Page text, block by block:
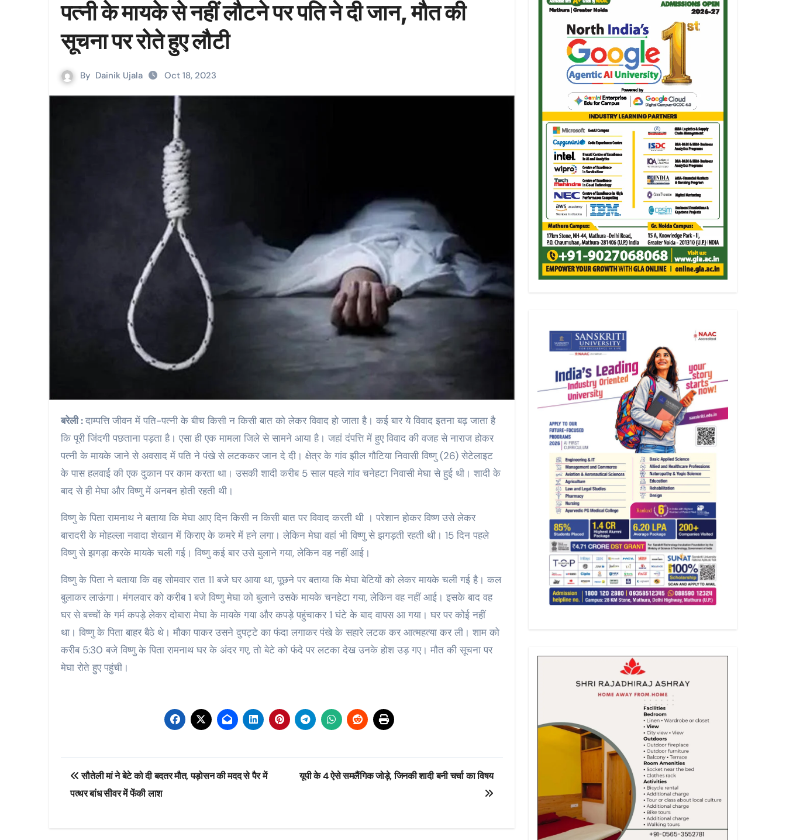
पत्नी के मायके से नहीं लौटने पर पति ने दी जान, मौत की
सूचना पर रोते हुए लौटी
By Dainik Ujala Oct 18, 2023
बरेली :दाम्पत्ति जीवन में पति-पत्नी के बीच किसी न किसी बात को लेकर विवाद हो जाता है। कई बार ये विवाद इतना बढ़ जाता है
कि पूरी जिंदगी पछताना पड़ता है। एसा ही एक मामला जिले से सामने आया है। जहां दंपत्ति में हुए विवाद की वजह से नाराज होकर
पत्नी के मायके जाने से अवसाद में पति ने पंखे से लटककर जान दे दी। क्षेत्र के गांव झील गौटिया निवासी विष्णु (26) सेटेलाइट
के पास हलवाई की एक दुकान पर काम करता था। उसकी शादी करीब 5 साल पहले गांव चनेहटा निवासी मेघा से हुई थी। शादी के
बाद से ही मेघा और विष्णु में अनबन होती रहती थी।
विष्णु के पिता रामनाथ ने बताया कि मेघा आए दिन किसी न किसी बात पर विवाद करती थी । परेशान होकर विष्ण उसे लेकर
बारादरी के मोहल्ला नवादा शेखान में किराए के कमरे में हने लगा। लेकिन मेघा वहां भी विष्णु से झगड़ती रहती थी। 15 दिन पहले
विष्णु से झगड़ा करके मायके चली गई। विष्णु कई बार उसे बुलाने गया, लेकिन वह नहीं आई।
विष्णु के पिता ने बताया कि वह सोमवार रात 11 बजे घर आया था, पूछने पर बताया कि मेघा बेटियों को लेकर मायके चली गई है। कल
बुलाकर लाऊंगा। मंगलवार को करीब 1 बजे विष्णु मेघा को बुलाने उसके मायके चनहेटा गया, लेकिन वह नहीं आई। इसके बाद वह
घर से बच्चों के गर्म कपड़े लेकर दोबारा मेघा के मायके गया और कपड़े पहुंचाकर 1 घंटे के बाद वापस आ गया। घर पर कोई नहीं
था। विष्णु के पिता बाहर बैठे थे। मौका पाकर उसने दुपट्टे का फंदा लगाकर पंखे के सहारे लटक कर आत्महत्या कर ली। शाम को
करीब 5:30 बजे विष्णु के पिता रामनाथ घर के अंदर गए, तो बेटे को फंदे पर लटका देख उनके होश उड़ गए। मौत की सूचना पर
मेघा रोते हुए पहुंची।
Post
navigation
सौतेली मां ने बेटे को दी बदतर मौत, पड़ोसन की मदद से पैर में
पत्थर बांध सीवर में फेंकी लाश
यूपी के 4 ऐसे समलैंगिक जोड़े, जिनकी शादी बनी चर्चा का विषय